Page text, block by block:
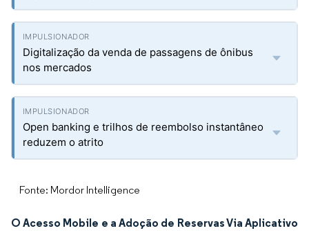
Digitalização da venda de passagens de ônibus
nos mercados
Open banking e trilhos de reembolso instantâneo
reduzem o atrito
Fonte: Mordor Intelligence
O Acesso Mobile e a Adoção de Reservas Via Aplicativo